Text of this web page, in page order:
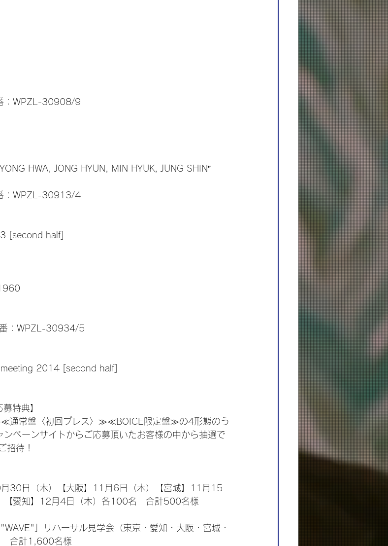
：WPZL-30908/9
HWA, JONG HYUN, MIN HYUK, JUNG SHIN”
：WPZL-30913/4
[second half]
番：WPZL-30934/5
2014 [second half]
特典】
常盤〈初回プレス〉≫≪BOICE限定盤≫の4形態のう
ペーンサイトからご応募頂いたお客様の中から抽選で
招待！
30日（木）【大阪】11月6日（木）【宮城】11月15
【愛知】12月4日（木）各100名　合計500名様
」リハーサル見学会（東京・愛知・大阪・宮城・
合計1,600名様